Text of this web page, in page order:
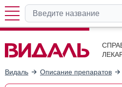
Видаль Описание препаратов